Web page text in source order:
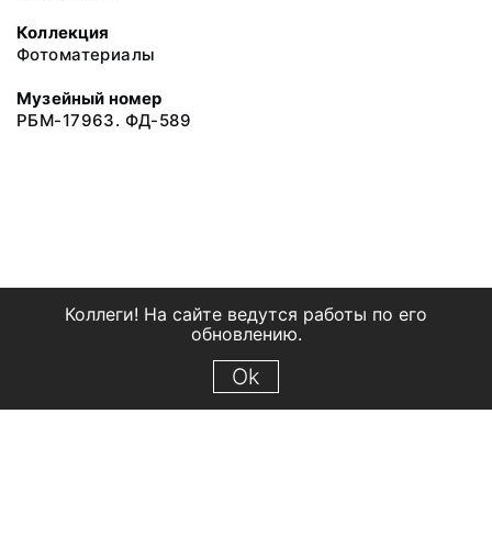
Коллекция
Фотоматериалы
Музейный номер
РБМ-17963. ФД-589
Коллеги! На сайте ведутся работы по его
обновлению.
Ok